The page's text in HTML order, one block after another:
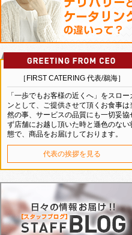
［FIRST CATERING 代表/鵜海］
「一歩でもお客様の近くへ」をスロー
ンとして、ご提供させて頂くお食事は
然の事、サービスの品質にも一切妥協
ず店舗にお越し頂いた時と遜色のない
態で、商品をお届けしております。
代表の挨拶を見る